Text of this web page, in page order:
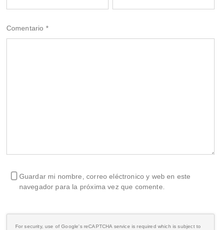
Comentario *
Guardar mi nombre, correo eléctronico y web en este
navegador para la próxima vez que comente.
For security, use of Google's reCAPTCHA service is required which is subject to